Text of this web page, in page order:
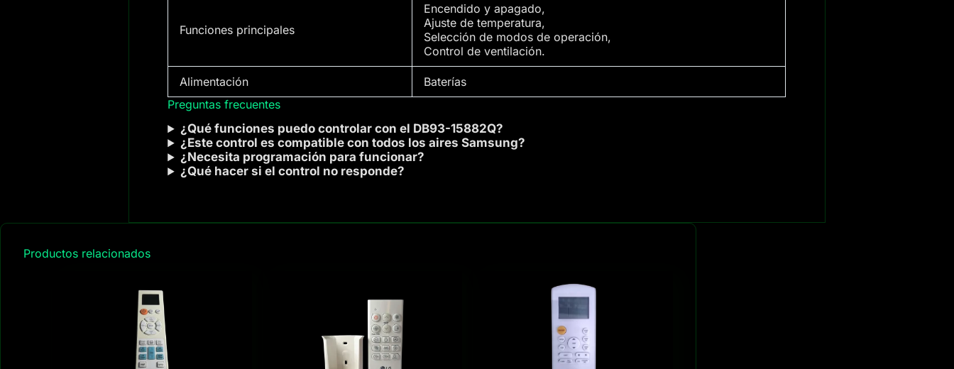
Funciones principales
Encendido y apagado,
Ajuste de temperatura,
Selección de modos de operación,
Control de ventilación.
Alimentación
Baterías
Preguntas frecuentes
¿Qué funciones puedo controlar con el DB93-15882Q?
¿Este control es compatible con todos los aires Samsung?
¿Necesita programación para funcionar?
¿Qué hacer si el control no responde?
Productos relacionados